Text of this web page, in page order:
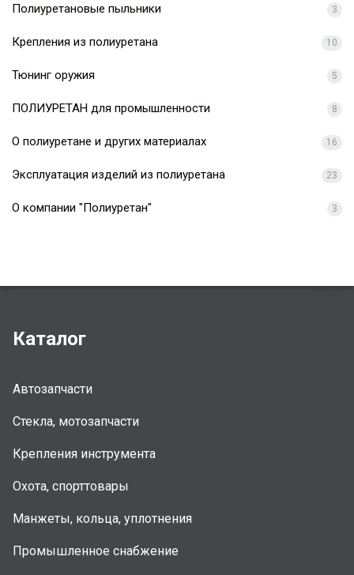
Полиуретановые пыльники 3
Крепления из полиуретана 10
Тюнинг оружия 5
ПОЛИУРЕТАН для промышленности 8
О полиуретане и других материалах 16
Эксплуатация изделий из полиуретана 23
О компании "Полиуретан" 3
Каталог
Автозапчасти
Стекла, мотозапчасти
Крепления инструмента
Охота, спорттовары
Манжеты, кольца, уплотнения
Промышленное снабжение